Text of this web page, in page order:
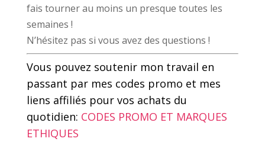
fais tourner au moins un presque toutes les
semaines !
N’hésitez pas si vous avez des questions !
Vous pouvez soutenir mon travail en
passant par mes codes promo et mes
liens affiliés pour vos achats du
quotidien: CODES PROMO ET MARQUES
ETHIQUES